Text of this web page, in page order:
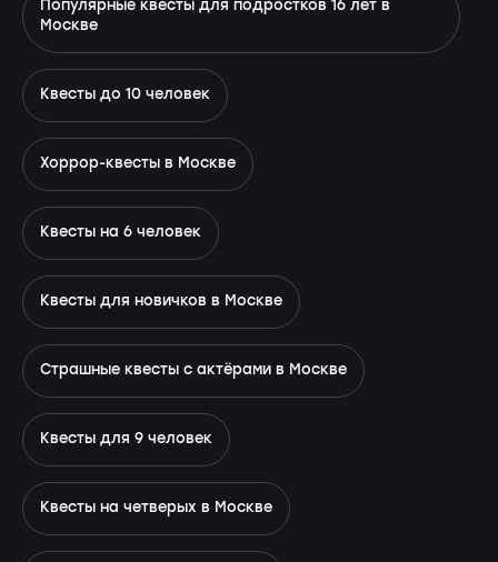
Популярные квесты для подростков 16 лет в
Москве
Квесты до 10 человек
Хоррор-квесты в Москве
Квесты на 6 человек
Квесты для новичков в Москве
Страшные квесты с актёрами в Москве
Квесты для 9 человек
Квесты на четверых в Москве